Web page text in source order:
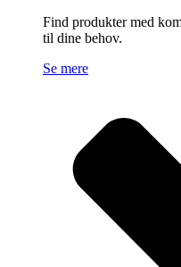
Find produkter med
til dine behov.
Se mere